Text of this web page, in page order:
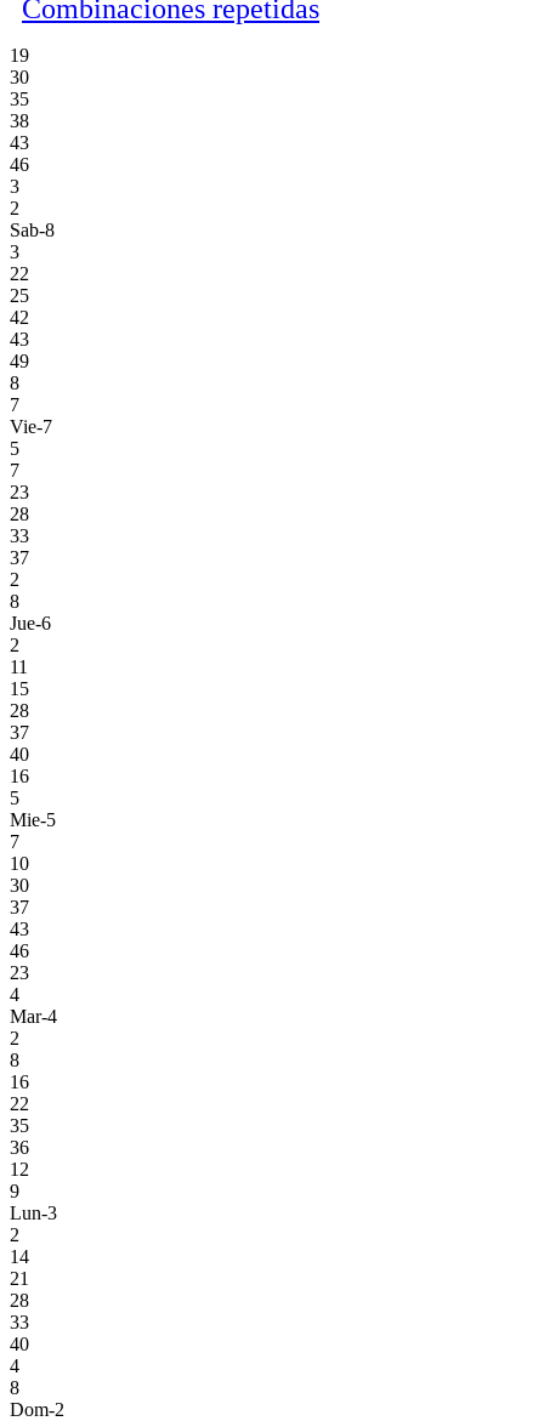
Combinaciones repetidas
19
30
35
38
43
46
3
2
Sab-8
3
22
25
42
43
49
8
7
Vie-7
5
7
23
28
33
37
2
8
Jue-6
2
11
15
28
37
40
16
5
Mie-5
7
10
30
37
43
46
23
4
Mar-4
2
8
16
22
35
36
12
9
Lun-3
2
14
21
28
33
40
4
8
Dom-2